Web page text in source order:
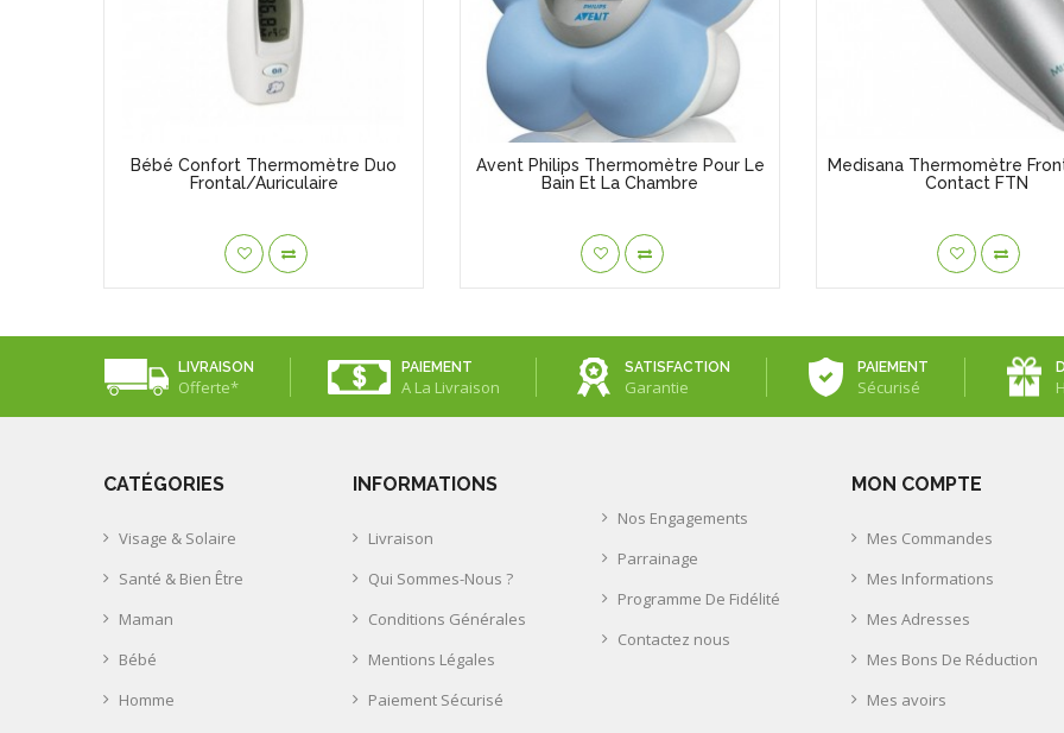
Bébé Confort Thermomètre Duo
Frontal/Auriculaire
Avent Philips Thermomètre Pour Le
Bain Et La Chambre
Medisana Thermomètre
Contact FTN
LIVRAISON
Offerte*
PAIEMENT
A La Livraison
SATISFACTION
Garantie
PAIEMENT
Sécurisé
CATÉGORIES
Visage & Solaire
Santé & Bien Être
Maman
Bébé
Homme
INFORMATIONS
Livraison
Qui Sommes-Nous ?
Conditions Générales
Mentions Légales
Paiement Sécurisé
Nos Engagements
Parrainage
Programme De Fidélité
Contactez nous
MON COMPTE
Mes Commandes
Mes Informations
Mes Adresses
Mes Bons De Réduction
Mes avoirs